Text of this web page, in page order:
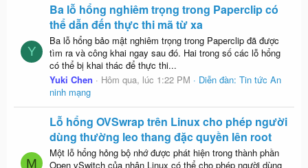
Y
Ba lỗ hổng nghiêm trọng trong Paperclip có
thể dẫn đến thực thi mã từ xa
Ba lỗ hổng bảo mật nghiêm trọng trong Paperclip đã được
tìm ra và công khai ngay sau đó. Hai trong số các lỗ hổng
có thể bị khai thác để thực thi...
Yuki Chen
Hôm qua, lúc 1:22 PM Diễn đàn: Tin tức An
ninh mạng
M
Lỗ hổng OVSwrap trên Linux cho phép người
dùng thường leo thang đặc quyền lên root
Một lỗ hổng hỏng bộ nhớ được phát hiện trong thành phần
Open vSwitch của nhân Linux có thể cho phép người dùng